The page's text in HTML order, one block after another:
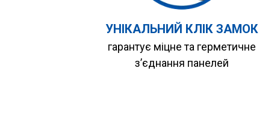
УНІКАЛЬНИЙ КЛІК ЗАМОК
гарантує міцне та герметичне
з’єднання панелей